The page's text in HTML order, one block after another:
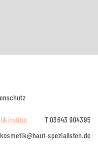
T 03643 904395
kosmetik@haut-spezialisten.de